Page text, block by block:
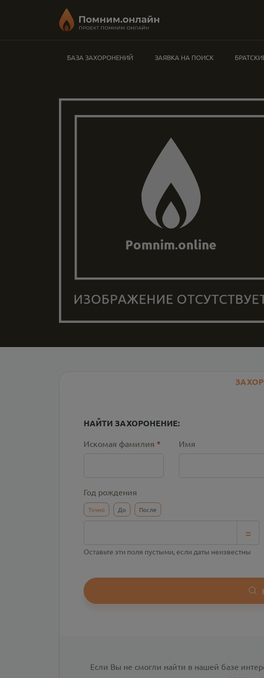
БАЗА ЗАХОРОНЕНИЙ ЗАЯВКА НА ПОИСК
НАЙТИ ЗАХОРОНЕНИЕ:
Искомая фамилия * Имя
Год рождения
Точно До После
=
Оставьте эти поля пустыми, если даты неизвестны
Если Вы не смогли найти в нашей базе